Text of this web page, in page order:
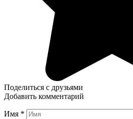
Поделиться с друзьями
Добавить комментарий
Имя *